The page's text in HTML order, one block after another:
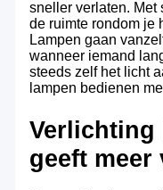
sneller verlaten. Met
de ruimte rondom je
Lampen gaan
wanneer iemand
steeds zelf het licht
lampen bedienen
Verlichting
geeft meer